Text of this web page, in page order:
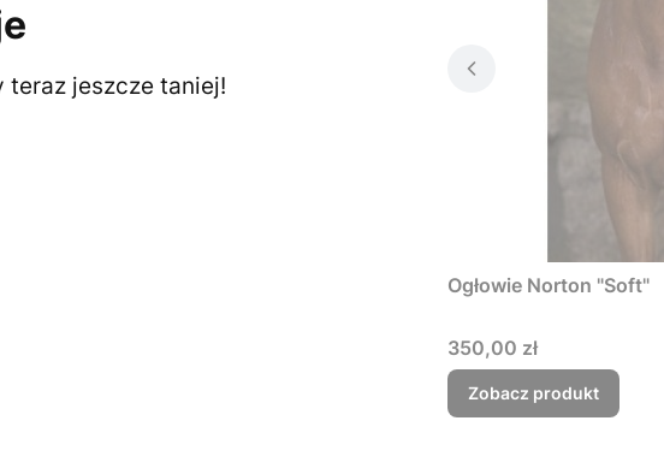
teraz jeszcze taniej!
Ogłowie Norton "Soft"
Cena
350,00 zł
Zobacz produkt